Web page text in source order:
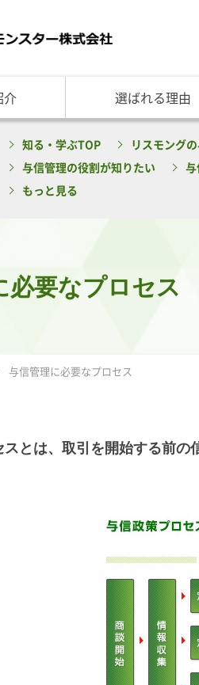
介
信管理サービス
社チェックサービス
企業データ
社員研修・
選ばれる理由
RM格付
RM与信限度額
反社
企業
基礎講座
リスモングの与信管理講座
与信管理用語集
リスクモンスター
トップメッセージ
沿革とサービスの
知る・学ぶTOP リスモング
与信管理の役割が知りたい 与
もっと見る
必要なプロセス
与信管理に必要なプロセス
とは、取引を開始する前